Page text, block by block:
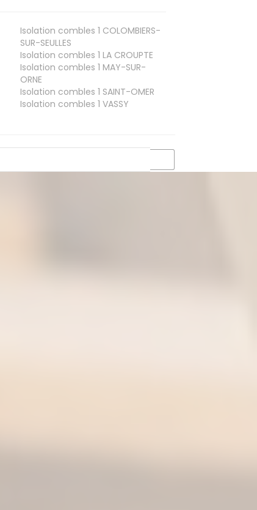
Isolation combles 1 COLOMBIERS-
SUR-SEULLES
Isolation combles 1 LA CROUPTE
Isolation combles 1 MAY-SUR-
ORNE
Isolation combles 1 SAINT-OMER
Isolation combles 1 VASSY